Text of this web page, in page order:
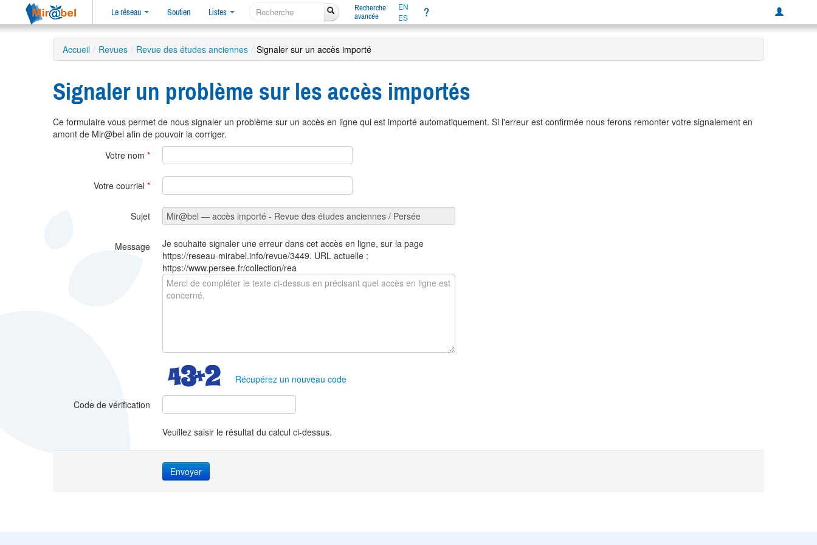
Le réseau Soutien Listes
Recherche
avancée
EN
ES
?
Accueil / Revues / Revue des études anciennes / Signaler sur un accès importé
Signaler un problème sur les accès importés
Ce formulaire vous permet de nous signaler un problème sur un accès en ligne qui est importé automatiquement. Si l'erreur est confirmée nous ferons remonter votre signalement en
amont de Mir@bel afin de pouvoir la corriger.
Votre nom *
Votre courriel *
Sujet
Message
Je souhaite signaler une erreur dans cet accès en ligne, sur la page
https://reseau-mirabel.info/revue/3449. URL actuelle :
https://www.persee.fr/collection/rea
Récupérez un nouveau code
Code de vérification
Veuillez saisir le résultat du calcul ci-dessus.
Envoyer